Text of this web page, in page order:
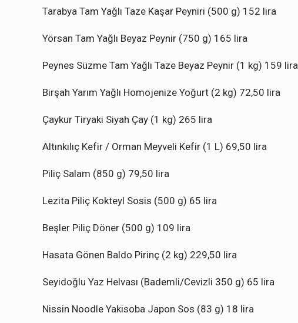
Tarabya Tam Yağlı Taze Kaşar Peyniri (500 g) 152 lira
Yörsan Tam Yağlı Beyaz Peynir (750 g) 165 lira
Peynes Süzme Tam Yağlı Taze Beyaz Peynir (1 kg) 159 lira
Birşah Yarım Yağlı Homojenize Yoğurt (2 kg) 72,50 lira
Çaykur Tiryaki Siyah Çay (1 kg) 265 lira
Altınkılıç Kefir / Orman Meyveli Kefir (1 L) 69,50 lira
Piliç Salam (850 g) 79,50 lira
Lezita Piliç Kokteyl Sosis (500 g) 65 lira
Beşler Piliç Döner (500 g) 109 lira
Hasata Gönen Baldo Pirinç (2 kg) 229,50 lira
Seyidoğlu Yaz Helvası (Bademli/Cevizli 350 g) 65 lira
Nissin Noodle Yakisoba Japon Sos (83 g) 18 lira